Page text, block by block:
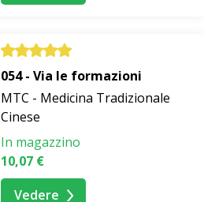
054 - Via le formazioni
MTC - Medicina Tradizionale
Cinese
In magazzino
10,07 €
Vedere